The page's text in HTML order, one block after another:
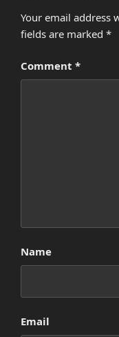
Your email address
fields are marked *
Comment *
Name
Email